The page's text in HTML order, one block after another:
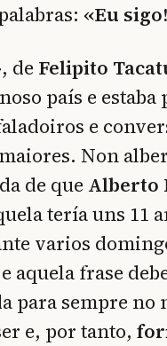
«Eu
, de Felipito
país e estaba
e
Non
de que Alberto
tería uns 11
varios
aquela frase
para sempre no
e, por tanto,